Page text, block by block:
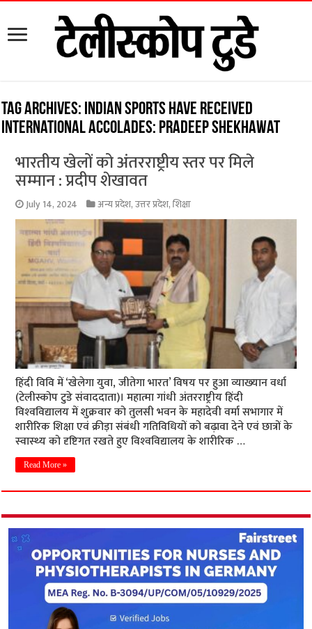
Tag Archives: Indian sports have received
international accolades: Pradeep Shekhawat
भारतीय खेलों को अंतरराष्ट्रीय स्तर पर मिले
सम्मान : प्रदीप शेखावत
July 14, 2024 अन्य प्रदेश,उत्तर प्रदेश,शिक्षा
हिंदी विवि में ‘खेलेगा युवा, जीतेगा भारत’ विषय पर हुआ व्‍याख्‍यान वर्धा
(टेलीस्कोप टुडे संवाददाता)। महात्मा गांधी अंतरराष्ट्रीय हिंदी
विश्‍वविद्यालय में शुक्रवार को तुलसी भवन के महादेवी वर्मा सभागार में
शारीरिक शिक्षा एवं क्रीड़ा संबंधी गतिविधियों को बढ़ावा देने एवं छात्रों के
स्‍वास्‍थ्‍य को दृष्टिगत रखते हुए विश्‍वविद्यालय के शारीरिक …
Read More »